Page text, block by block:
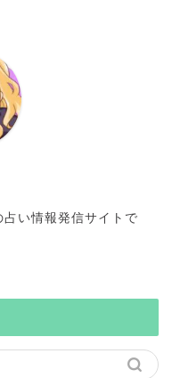
い情報発信サイトで